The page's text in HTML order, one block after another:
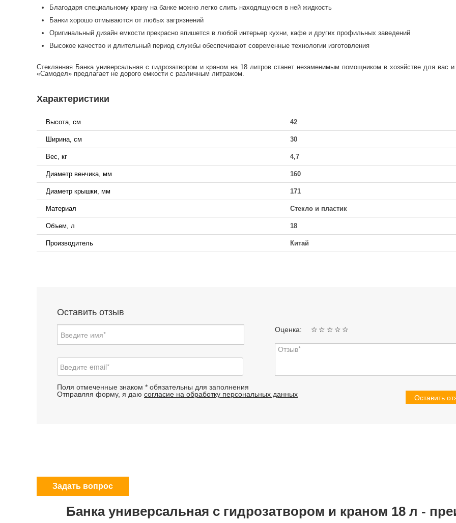
Благодаря специальному крану на банке можно легко слить находящуюся в ней жидкость
Банки хорошо отмываются от любых загрязнений
Оригинальный дизайн емкости прекрасно впишется в любой интерьер кухни, кафе и других профильных заведений
Высокое качество и длительный период службы обеспечивают современные технологии изготовления
Стеклянная Банка универсальная с гидрозатвором и краном на 18 литров станет незаменимым помощником в хозяйстве для
«Самодел» предлагает не дорого емкости с различным литражом.
Характеристики
Высота, см 42
Ширина, см 30
Вес, кг 4,7
Диаметр венчика, мм 160
Диаметр крышки, мм 171
Материал Стекло и пластик
Объем, л 18
Производитель Китай
Оставить отзыв
Оценка: ☆
☆
☆
☆
☆
Поля отмеченные знаком * обязательны для заполнения
Отправляя форму, я даю согласие на обработку персональных данных Оставить
Задать вопрос
Банка универсальная с гидрозатвором и краном 18 л -